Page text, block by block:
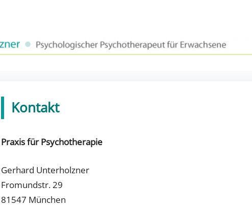
Kontakt
Praxis für Psychotherapie
Gerhard Unterholzner
Fromundstr. 29
81547 München